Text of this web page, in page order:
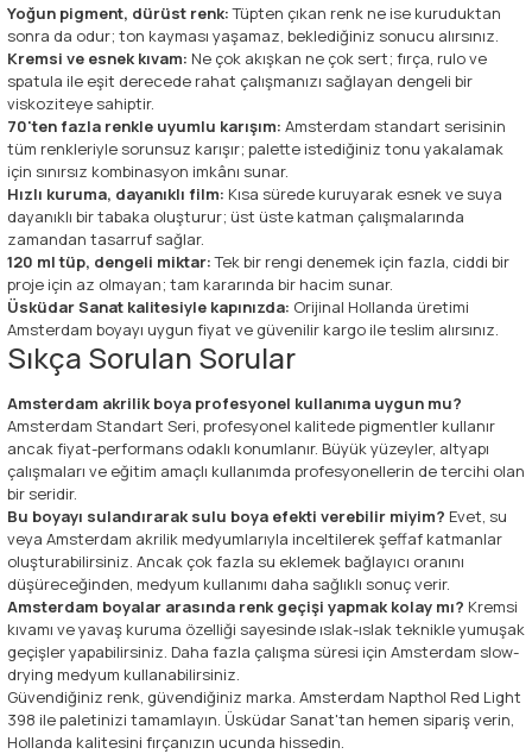
Yoğun pigment, dürüst renk:Tüpten çıkan renk ne ise kuruduktan
sonra da odur; ton kayması yaşamaz, beklediğiniz sonucu alırsınız.
Kremsi ve esnek kıvam: Ne çok akışkan ne çok sert; fırça, rulo ve
spatula ile eşit derecede rahat çalışmanızı sağlayan dengeli bir
viskoziteye sahiptir.
70'ten fazla renkle uyumlu karışım: Amsterdam standart serisinin
tüm renkleriyle sorunsuz karışır; palette istediğiniz tonu yakalamak
için sınırsız kombinasyon imkânı sunar.
Hızlı kuruma, dayanıklı film: Kısa sürede kuruyarak esnek ve suya
dayanıklı bir tabaka oluşturur; üst üste katman çalışmalarında
zamandan tasarruf sağlar.
120 ml tüp, dengeli miktar:Tek bir rengi denemek için fazla, ciddi bir
proje için az olmayan; tam kararında bir hacim sunar.
Üsküdar Sanat kalitesiyle kapınızda: Orijinal Hollanda üretimi
Amsterdam boyayı uygun fiyat ve güvenilir kargo ile teslim alırsınız.
Sıkça Sorulan Sorular
Amsterdam akrilik boya profesyonel kullanıma uygun mu?
Amsterdam Standart Seri, profesyonel kalitede pigmentler kullanır
ancak fiyat-performans odaklı konumlanır. Büyük yüzeyler, altyapı
çalışmaları ve eğitim amaçlı kullanımda profesyonellerin de tercihi olan
bir seridir.
Bu boyayı sulandırarak sulu boya efekti verebilir miyim? Evet, su
veya Amsterdam akrilik medyumlarıyla inceltilerek şeffaf katmanlar
oluşturabilirsiniz. Ancak çok fazla su eklemek bağlayıcı oranını
düşüreceğinden, medyum kullanımı daha sağlıklı sonuç verir.
Amsterdam boyalar arasında renk geçişi yapmak kolay mı? Kremsi
kıvamı ve yavaş kuruma özelliği sayesinde ıslak-ıslak teknikle yumuşak
geçişler yapabilirsiniz. Daha fazla çalışma süresi için Amsterdam slow-
drying medyum kullanabilirsiniz.
Güvendiğiniz renk, güvendiğiniz marka. Amsterdam Napthol Red Light
398 ile paletinizi tamamlayın. Üsküdar Sanat'tan hemen sipariş verin,
Hollanda kalitesini fırçanızın ucunda hissedin.